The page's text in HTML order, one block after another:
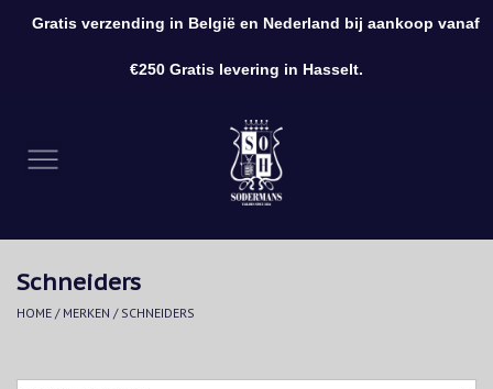
Kleding
Accessoires
Schneiders
HOME / MERKEN / SCHNEIDERS
Gratis verzending in België en Nederland bij aankoop vanaf
€250 Gratis levering in Hasselt.